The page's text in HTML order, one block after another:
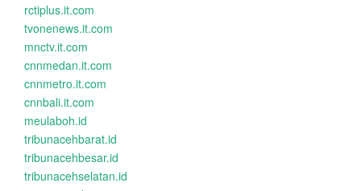
rctiplus.it.com
tvonenews.it.com
mnctv.it.com
cnnmedan.it.com
cnnmetro.it.com
cnnbali.it.com
meulaboh.id
tribunacehbarat.id
tribunacehbesar.id
tribunacehselatan.id